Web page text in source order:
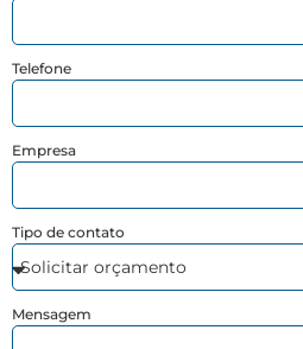
Telefone
Empresa
Tipo de contato
Mensagem